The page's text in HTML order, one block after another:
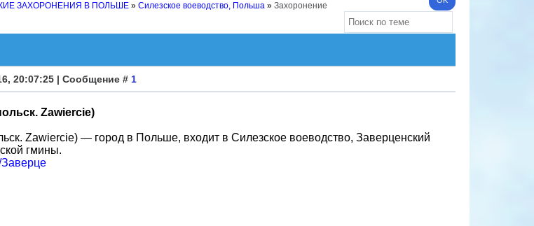
ЗАХОРОНЕНИЯ В ПОЛЬШЕ » Силезское воеводство, Польша » Захоронение
20:07:25 | Сообщение # 1
Zawiercie)
Zawiercie) — город в Польше, входит в Силезское воеводство, Заверценский
гмины.